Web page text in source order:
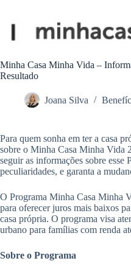
conteúdo
Minha Casa Minha Vida –
Resultado
Joana Silva
Para quem sonha em ter a casa
sobre o Minha Casa Minha Vida
seguir as informações sobre esse
peculiaridades, e garanta a
O Programa Minha Casa Minha
para oferecer juros mais baixos
casa própria. O programa visa
urbano para famílias com renda
Sobre o Programa